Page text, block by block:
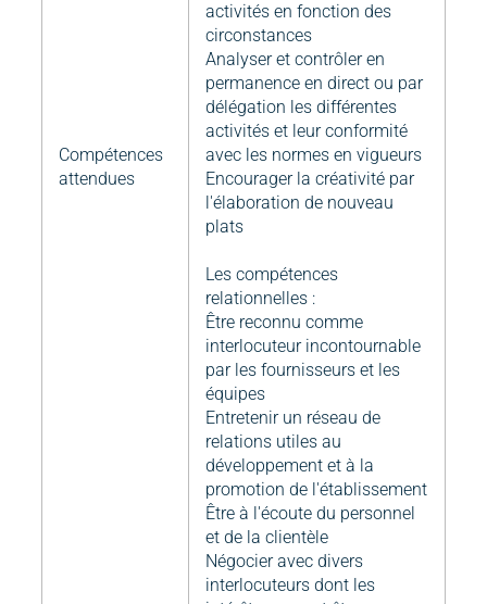
Compétences
attendues
activités en fonction des
circonstances
Analyser et contrôler en
permanence en direct ou par
délégation les différentes
activités et leur conformité
avec les normes en vigueurs
Encourager la créativité par
l'élaboration de nouveau
plats
Les compétences
relationnelles :
Être reconnu comme
interlocuteur incontournable
par les fournisseurs et les
équipes
Entretenir un réseau de
relations utiles au
développement et à la
promotion de l'établissement
Être à l'écoute du personnel
et de la clientèle
Négocier avec divers
interlocuteurs dont les